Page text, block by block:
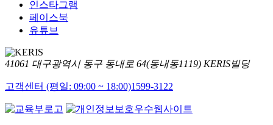
인스타그램
페이스북
유튜브
41061 대구광역시 동구 동내로 64(동내동1119) KERIS빌딩
고객센터 (평일: 09:00 ~ 18:00)1599-3122